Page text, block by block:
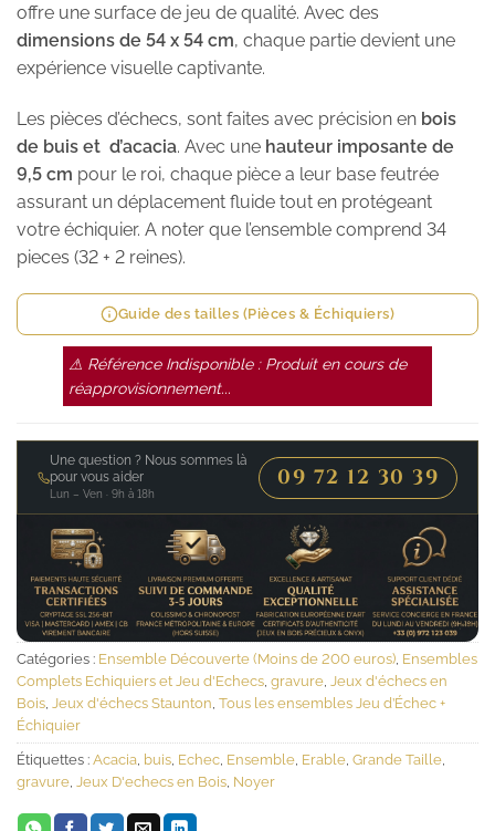
offre une surface de jeu de qualité. Avec des
dimensions de 54 x 54 cm, chaque partie devient une
expérience visuelle captivante.
Les pièces d’échecs, sont faites avec précision en bois
de buis et d’acacia. Avec une hauteur imposante de
9,5 cm pour le roi, chaque pièce a leur base feutrée
assurant un déplacement fluide tout en protégeant
votre échiquier. A noter que l’ensemble comprend 34
pieces (32 + 2 reines).
Guide des tailles (Pièces & Échiquiers)
⚠ Référence Indisponible : Produit en cours de
réapprovisionnement...
Une question ? Nous sommes là
pour vous aider
Lun – Ven · 9h à 18h
09 72 12 30 39
Catégories : Ensemble Découverte (Moins de 200 euros), Ensembles
Complets Echiquiers et Jeu d'Echecs, gravure, Jeux d'échecs en
Bois, Jeux d'échecs Staunton, Tous les ensembles Jeu d’Échec +
Échiquier
Étiquettes : Acacia, buis, Echec, Ensemble, Erable, Grande Taille,
gravure, Jeux D'echecs en Bois, Noyer